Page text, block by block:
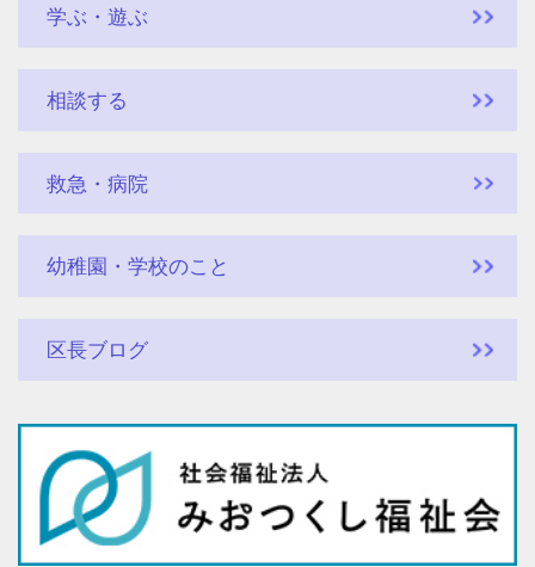
学ぶ・遊ぶ
相談する
救急・病院
幼稚園・学校のこと
区長ブログ